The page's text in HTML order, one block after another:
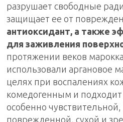
разрушает свободные
защищает ее от
антиоксидант, а также
для заживления
протяжении веков
использовали аргановое
целях при воспалениях
комедогенным и подходит
особенно
поврежденной, сухой и